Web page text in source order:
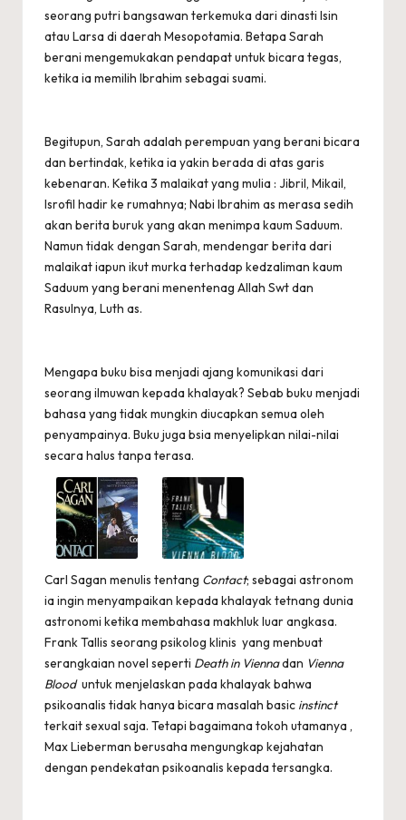
seorang putri bangsawan terkemuka dari dinasti Isin
atau Larsa di daerah Mesopotamia. Betapa Sarah
berani mengemukakan pendapat untuk bicara tegas,
ketika ia memilih Ibrahim sebagai suami.
Begitupun, Sarah adalah perempuan yang berani bicara
dan bertindak, ketika ia yakin berada di atas garis
kebenaran. Ketika 3 malaikat yang mulia : Jibril, Mikail,
Isrofil hadir ke rumahnya; Nabi Ibrahim as merasa sedih
akan berita buruk yang akan menimpa kaum Saduum.
Namun tidak dengan Sarah, mendengar berita dari
malaikat iapun ikut murka terhadap kedzaliman kaum
Saduum yang berani menentenag Allah Swt dan
Rasulnya, Luth as.
Mengapa buku bisa menjadi ajang komunikasi dari
seorang ilmuwan kepada khalayak? Sebab buku menjadi
bahasa yang tidak mungkin diucapkan semua oleh
penyampainya. Buku juga bsia menyelipkan nilai-nilai
secara halus tanpa terasa.
Carl Sagan menulis tentang Contact; sebagai astronom
ia ingin menyampaikan kepada khalayak tetnang dunia
astronomi ketika membahasa makhluk luar angkasa.
Frank Tallis seorang psikolog klinis yang menbuat
serangkaian novel seperti Death in Viennadan Vienna
Blooduntuk menjelaskan pada khalayak bahwa
psikoanalis tidak hanya bicara masalah basic instinct
terkait sexual saja. Tetapi bagaimana tokoh utamanya ,
Max Lieberman berusaha mengungkap kejahatan
dengan pendekatan psikoanalis kepada tersangka.